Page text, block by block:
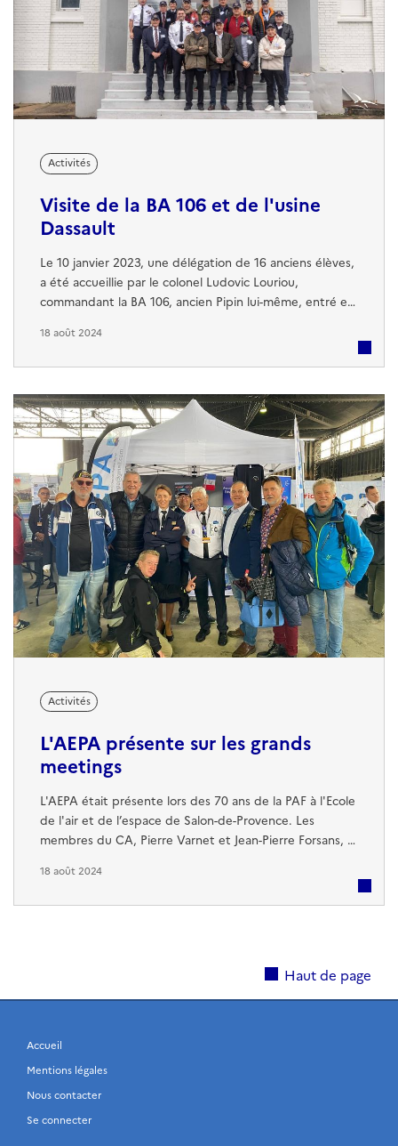
Activités
Visite de la BA 106 et de l'usine
Dassault
Le 10 janvier 2023, une délégation de 16 anciens élèves,
a été accueillie par le colonel Ludovic Louriou,
commandant la BA 106, ancien Pipin lui-même, entré en
Il a rencontré son épouse à l’EPA, Colonel elle aussi et
missions très variées...
18 août 2024
Activités
L'AEPA présente sur les grands
meetings
L'AEPA était présente lors des 70 ans de la PAF à l'Ecole
de l'air et de l’espace de Salon-de-Provence. Les
membres du CA, Pierre Varnet et Jean-Pierre Forsans, y
anciens Pipins de passer faire un coucou et de prendre
18 août 2024
Haut de page
Accueil
Mentions légales
Nous contacter
Se connecter